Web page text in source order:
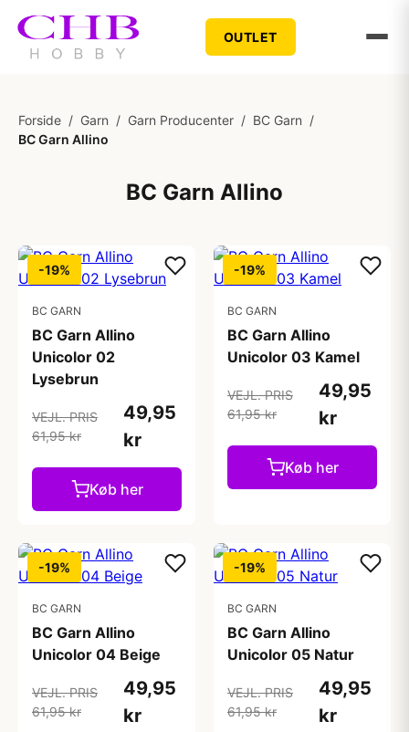
OUTLET
Forside / Garn / Garn Producenter / BC Garn /
BC Garn Allino
BC Garn Allino
-19%
BC GARN
BC Garn Allino
Unicolor 02
Lysebrun
VEJL. PRIS
61,95 kr
49,95
kr
Køb her
-19%
BC GARN
BC Garn Allino
Unicolor 03 Kamel
VEJL. PRIS
61,95 kr
49,95
kr
Køb her
-19%
BC GARN
BC Garn Allino
Unicolor 04 Beige
VEJL. PRIS
61,95 kr
49,95
kr
-19%
BC GARN
BC Garn Allino
Unicolor 05 Natur
VEJL. PRIS
61,95 kr
49,95
kr